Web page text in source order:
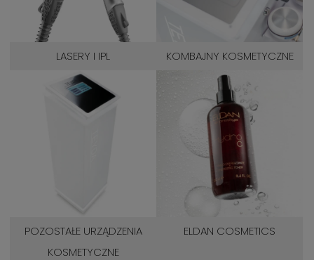
LASERY I IPL KOMBAJNY KOSMETYCZNE
POZOSTAŁE URZĄDZENIA
KOSMETYCZNE
ELDAN COSMETICS